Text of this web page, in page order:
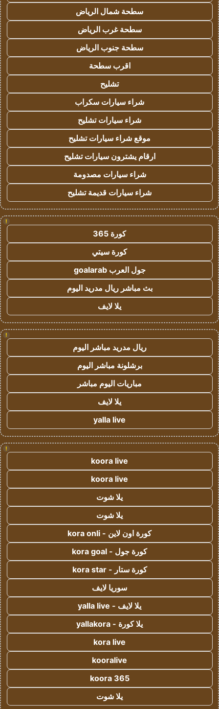
سطحة شمال الرياض
سطحة غرب الرياض
سطحة جنوب الرياض
اقرب سطحة
تشليح
شراء سيارات سكراب
شراء سيارات تشليح
موقع شراء سيارات تشليح
ارقام يشترون سيارات تشليح
شراء سيارات مصدومة
شراء سيارات قديمة تشليح
!
كورة 365
كورة سيتي
جول العرب goalarab
بث مباشر ريال مدريد اليوم
يلا لايف
!
ريال مدريد مباشر اليوم
برشلونة مباشر اليوم
مباريات اليوم مباشر
يلا لايف
yalla live
!
koora live
koora live
يلا شوت
يلا شوت
كورة اون لاين - kora onli
كورة جول - kora goal
كورة ستار - kora star
سوريا لايف
يلا لايف - yalla live
يلا كورة - yallakora
kora live
kooralive
koora 365
يلا شوت